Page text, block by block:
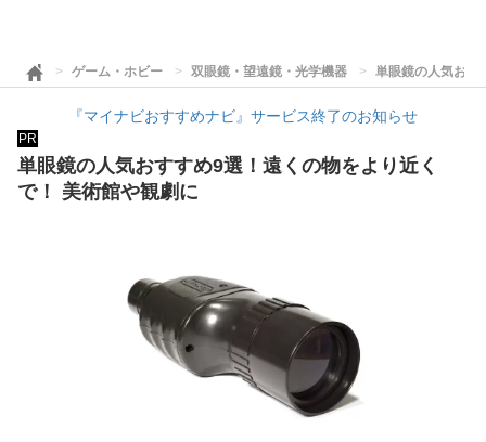
ゲーム・ホビー 双眼鏡・望遠鏡・光学機器 単眼鏡の人気おす
『マイナビおすすめナビ』サービス終了のお知らせ
PR
単眼鏡の人気おすすめ9選！遠くの物をより近く
で！ 美術館や観劇に